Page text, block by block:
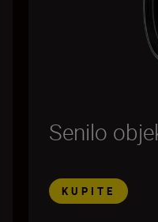
Senilo
KUPITE